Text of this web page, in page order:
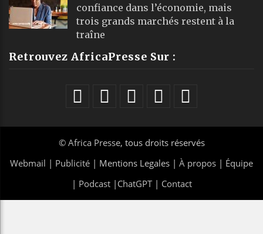
confiance dans l’économie, mais
trois grands marchés restent à la
traîne
Retrouvez AfricaPresse Sur :
© Africa Presse, tous droits réservés
Webmail | Publicité | Mentions Legales | À propos | Équipe
| Podcast| ChatGPT| Contact